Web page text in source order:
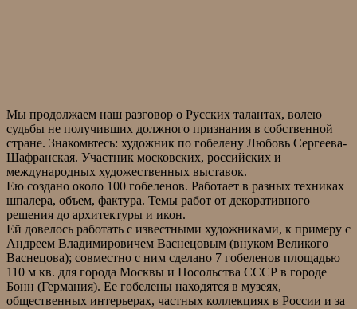
Мы продолжаем наш разговор о Русских талантах, волею
судьбы не получивших должного признания в собственной
стране. Знакомьтесь: художник по гобелену Любовь Сергеева-
Шафранская. Участник московских, российских и
международных художественных выставок.
Ею создано около 100 гобеленов. Работает в разных техниках
шпалера, объем, фактура. Темы работ от декоративного
решения до архитектуры и икон.
Ей довелось работать с известными художниками, к примеру с
Андреем Владимировичем Васнецовым (внуком Великого
Васнецова); совместно с ним сделано 7 гобеленов площадью
110 м кв. для города Москвы и Посольства СССР в городе
Бонн (Германия). Ее гобелены находятся в музеях,
общественных интерьерах, частных коллекциях в России и за